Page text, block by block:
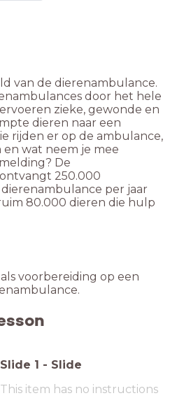
van de dierenambulance.
door het hele
zieke, gewonde en
dieren naar een
rijden er op de ambulance,
wat neem je mee
De
250.000
per jaar
80.000 dieren die hulp
voorbereiding op een
Slide 1 - Slide
This item has no instructions